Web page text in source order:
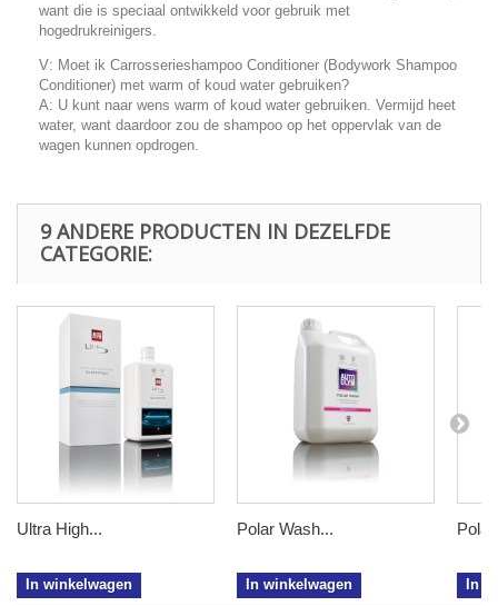
want die is speciaal ontwikkeld voor gebruik met
hogedrukreinigers.
V: Moet ik Carrosserieshampoo Conditioner (Bodywork Shampoo
Conditioner) met warm of koud water gebruiken?
A: U kunt naar wens warm of koud water gebruiken. Vermijd heet
water, want daardoor zou de shampoo op het oppervlak van de
wagen kunnen opdrogen.
9 ANDERE PRODUCTEN IN DEZELFDE
CATEGORIE:
Ultra High...
In winkelwagen
Polar Wash...
In winkelwagen In